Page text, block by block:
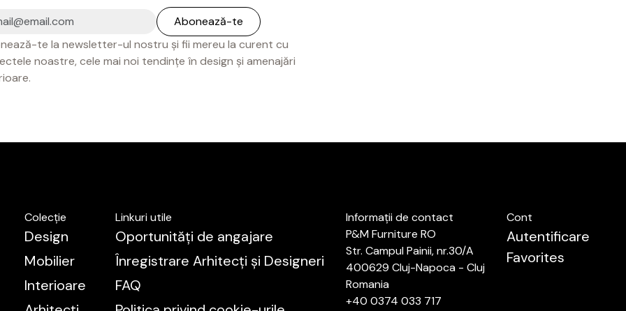
te la newsletter-ul nostru și fii mereu la curent cu
noastre, cele mai noi tendințe în design și amenajări
Colecție
Design
Mobilier
Interioare
Linkuri utile
Oportunități de angajare
Înregistrare Arhitecți și Designeri
FAQ
Informații de contact
P&M Furniture RO
Str. Campul Painii, nr.30/A
400629 Cluj-Napoca - Cluj
Romania
+40 0374 033 717
Cont
Autentificare
Favorites